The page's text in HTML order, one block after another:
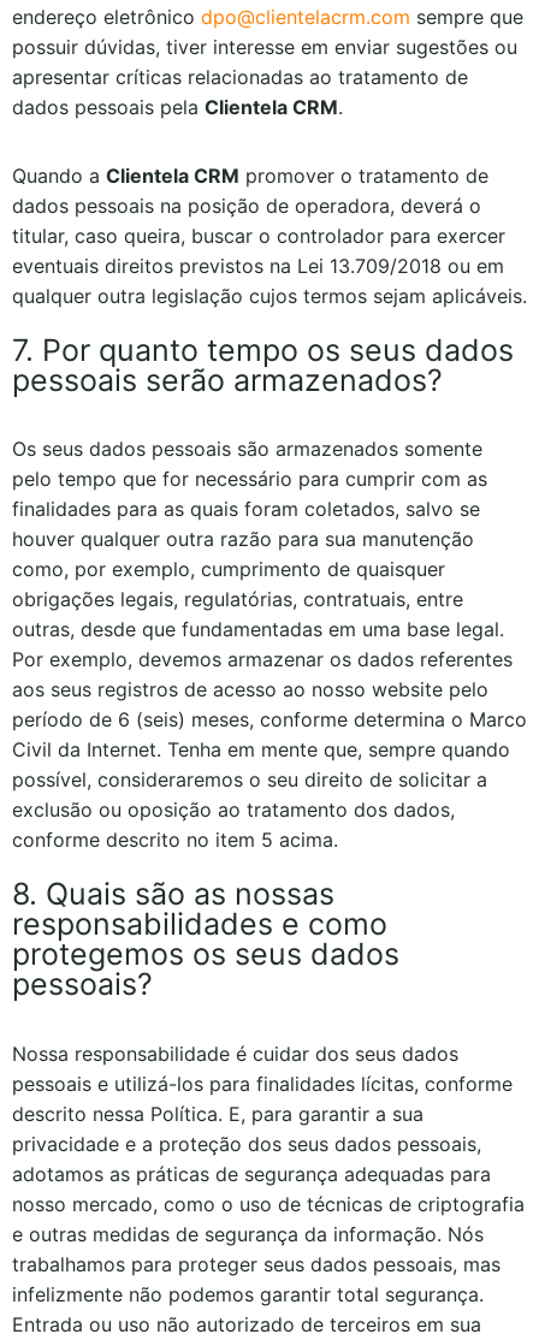
endereço eletrônico dpo@clientelacrm.com sempre que
possuir dúvidas, tiver interesse em enviar sugestões ou
apresentar críticas relacionadas ao tratamento de
dados pessoais pela Clientela CRM.
Quando a Clientela CRM promover o tratamento de
dados pessoais na posição de operadora, deverá o
titular, caso queira, buscar o controlador para exercer
eventuais direitos previstos na Lei 13.709/2018 ou em
qualquer outra legislação cujos termos sejam aplicáveis.
7. Por quanto tempo os seus dados
pessoais serão armazenados?
Os seus dados pessoais são armazenados somente
pelo tempo que for necessário para cumprir com as
finalidades para as quais foram coletados, salvo se
houver qualquer outra razão para sua manutenção
como, por exemplo, cumprimento de quaisquer
obrigações legais, regulatórias, contratuais, entre
outras, desde que fundamentadas em uma base legal.
Por exemplo, devemos armazenar os dados referentes
aos seus registros de acesso ao nosso website pelo
período de 6 (seis) meses, conforme determina o Marco
Civil da Internet. Tenha em mente que, sempre quando
possível, consideraremos o seu direito de solicitar a
exclusão ou oposição ao tratamento dos dados,
conforme descrito no item 5 acima.
8. Quais são as nossas
responsabilidades e como
protegemos os seus dados
pessoais?
Nossa responsabilidade é cuidar dos seus dados
pessoais e utilizá-los para finalidades lícitas, conforme
descrito nessa Política. E, para garantir a sua
privacidade e a proteção dos seus dados pessoais,
adotamos as práticas de segurança adequadas para
nosso mercado, como o uso de técnicas de criptografia
e outras medidas de segurança da informação. Nós
trabalhamos para proteger seus dados pessoais, mas
infelizmente não podemos garantir total segurança.
Entrada ou uso não autorizado de terceiros em sua